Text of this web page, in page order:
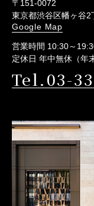
〒151-0072
東京都渋谷区幡ヶ谷
Google Map
営業時間 10:30～
定休日 年中無休（年
Tel.03-